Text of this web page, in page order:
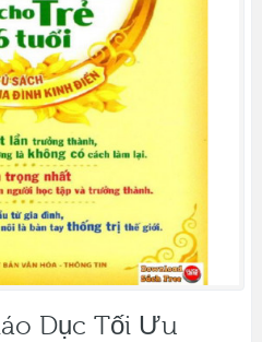
Dục Tối Ưu